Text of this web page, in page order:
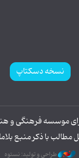
نسخه دسکتاپ
موسسه فرهنگی و
با ذکر منبع
طراحی و تولید: نستوه